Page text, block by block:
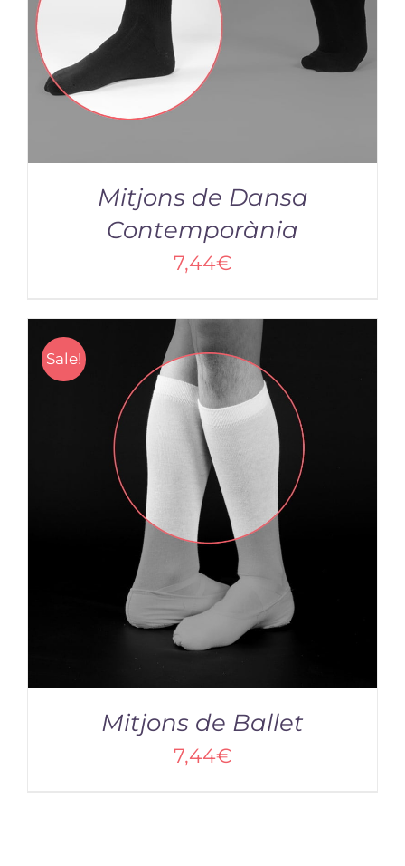
/ DETAILS
Mitjons de Dansa
Contemporània
7,44€
Sale!
Mitjons de Ballet
7,44€